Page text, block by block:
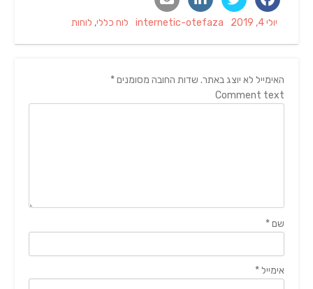
Posted
יולי 4, 2019 Author
internetic-otefaza
Categories
לוח כללי, לוחות
האימייל לא יוצג באתר. שדות החובה מסומנים*
Comment text
שם*
אימייל*